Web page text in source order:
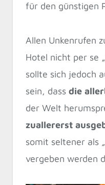
für den günstigen
Allen Unkenrufen
Hotel nicht per se
sollte sich jedoch
sein, dass die
der Welt
zuallererst
somit seltener als
vergeben werden